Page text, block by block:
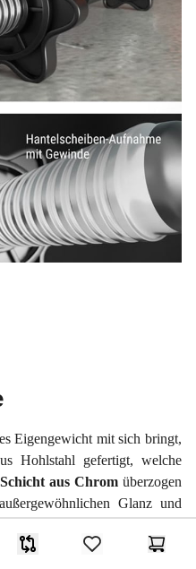
Produkt-Vergleichsliste
items in favorites,
Eigengewicht mit sich bringt,
Hohlstahl gefertigt, welche
aus Chrom überzogen
Glanz und
hergestellt worden, damit sie